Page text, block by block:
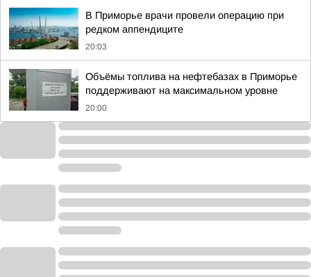
В Приморье врачи провели операцию при
редком аппендиците
20:03
Объёмы топлива на нефтебазах в Приморье
поддерживают на максимальном уровне
20:00